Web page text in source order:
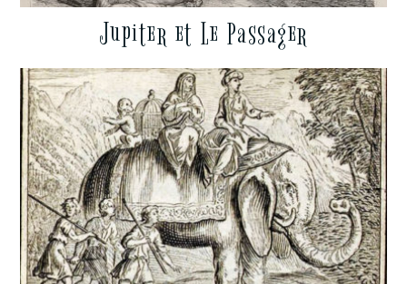
Jupiter et Le Passager